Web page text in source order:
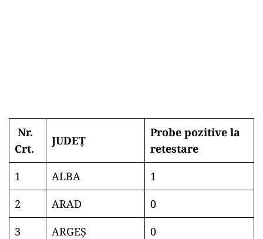
Nr.
Crt.
JUDEȚ
Probe pozitive la
retestare
1
ALBA
1
2
ARAD
0
3
ARGEŞ
0